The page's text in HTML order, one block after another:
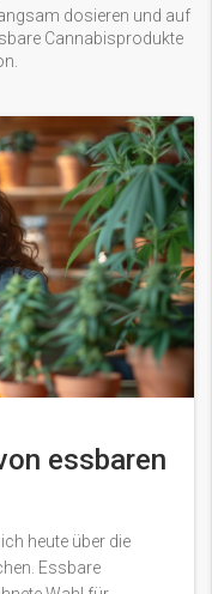
dosieren und auf
Cannabisprodukte
essbaren
heute über die
Essbare